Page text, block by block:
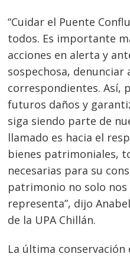
“Cuidar el Puente
todos. Es importante
acciones en alerta y
sospechosa, denunciar
correspondientes. Así,
futuros daños y
siga siendo parte de
llamado es hacia el
bienes patrimoniales,
necesarias para su
patrimonio no solo nos
representa”, dijo
de la UPA Chillán.
La última conservación